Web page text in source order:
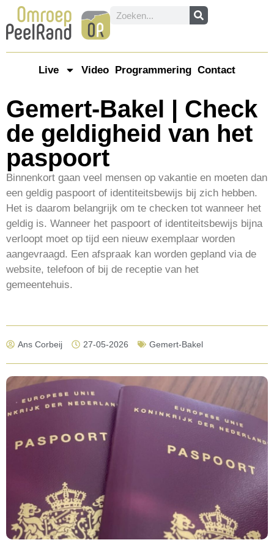
Live Video Programmering Contact
Gemert-Bakel | Check
de geldigheid van het
paspoort
Binnenkort gaan veel mensen op vakantie en moeten dan
een geldig paspoort of identiteitsbewijs bij zich hebben.
Het is daarom belangrijk om te checken tot wanneer het
geldig is. Wanneer het paspoort of identiteitsbewijs bijna
verloopt moet op tijd een nieuw exemplaar worden
aangevraagd. Een afspraak kan worden gepland via de
website, telefoon of bij de receptie van het
gemeentehuis.
Ans Corbeij 27-05-2026 Gemert-Bakel